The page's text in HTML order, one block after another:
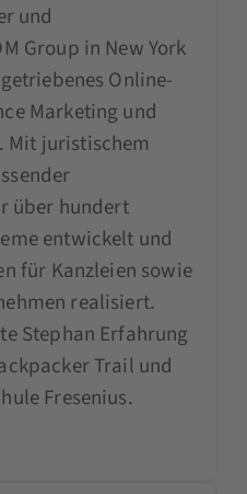
und
Group in New York
Online-
Marketing und
Mit juristischem
über hundert
entwickelt und
für Kanzleien sowie
realisiert.
Stephan Erfahrung
Trail und
Fresenius.